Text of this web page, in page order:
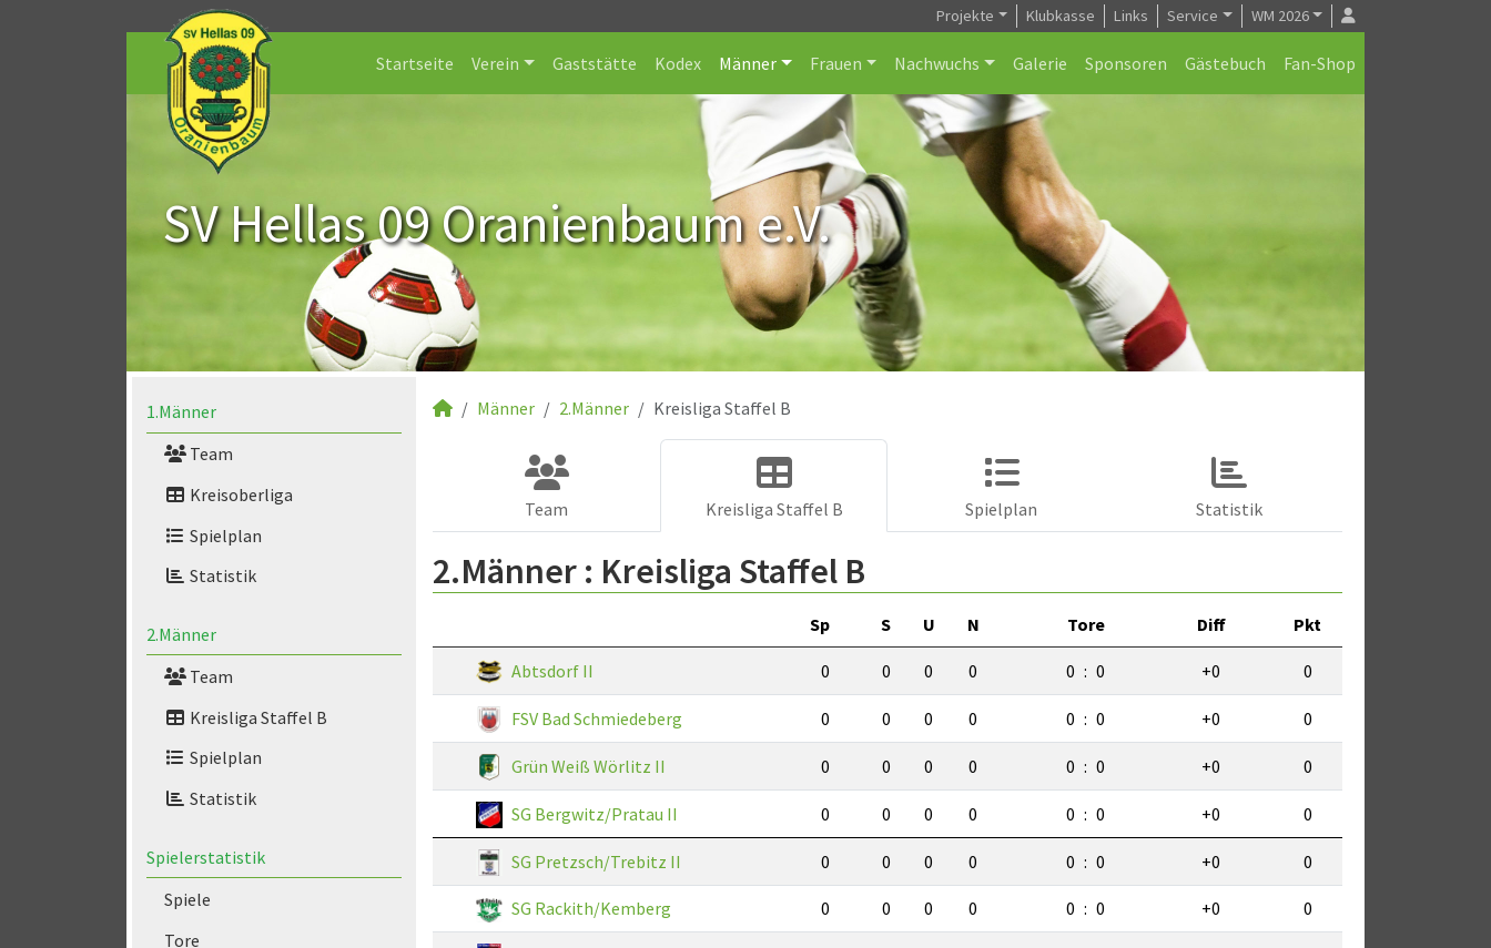
Projekte Klubkasse Links Service WM 2026
Startseite Verein Gaststätte Kodex Männer Frauen Nachwuchs Galerie Sponsoren Gästebuch Fan-Shop
SV Hellas 09 Oranienbaum e.V.
1.Männer
Team
Kreisoberliga
Spielplan
Statistik
2.Männer
Team
Kreisliga Staffel B
Spielplan
Statistik
Spielerstatistik
Spiele
Tore
Männer 2.Männer Kreisliga Staffel B
Team Kreisliga Staffel B Spielplan Statistik
2.Männer : Kreisliga Staffel B
Sp S U N Tore Diff Pkt
Abtsdorf II 0 0 0 0 0 : 0 +0 0
FSV Bad Schmiedeberg 0 0 0 0 0 : 0 +0 0
Grün Weiß Wörlitz II 0 0 0 0 0 : 0 +0 0
SG Bergwitz/Pratau II 0 0 0 0 0 : 0 +0 0
SG Pretzsch/Trebitz II 0 0 0 0 0 : 0 +0 0
SG Rackith/Kemberg 0 0 0 0 0 : 0 +0 0